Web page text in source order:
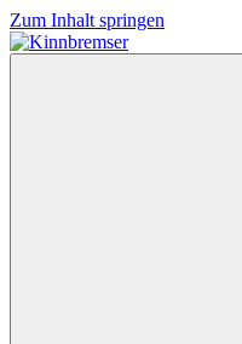
Zum Inhalt springen